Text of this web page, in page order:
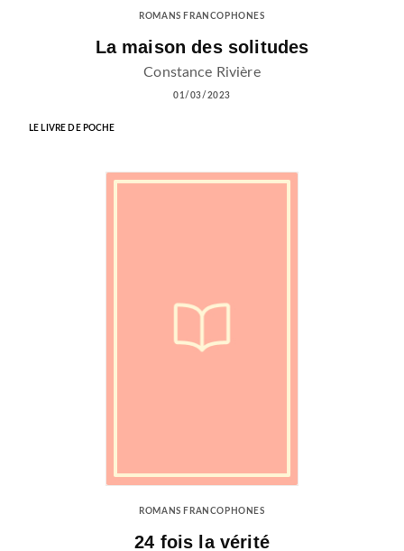
ROMANS FRANCOPHONES
La maison des solitudes
Constance Rivière
01/03/2023
LE LIVRE DE POCHE
ROMANS FRANCOPHONES
24 fois la vérité